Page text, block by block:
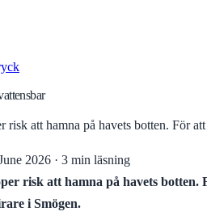
risk att hamna på havets botten. För
2026 · 3 min läsning
risk att hamna på havets
i Smögen.